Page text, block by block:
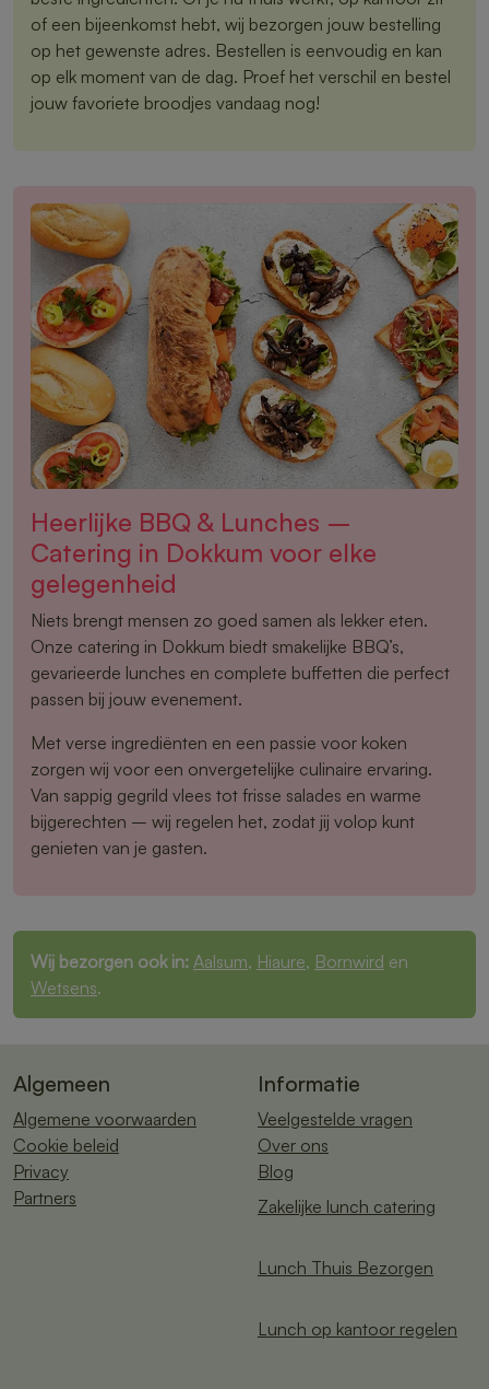
of een bijeenkomst hebt, wij bezorgen jouw bestelling
op het gewenste adres. Bestellen is eenvoudig en kan
op elk moment van de dag. Proef het verschil en bestel
jouw favoriete broodjes vandaag nog!
Heerlijke BBQ & Lunches –
Catering in Dokkum voor elke
gelegenheid
Niets brengt mensen zo goed samen als lekker eten.
Onze catering in Dokkum biedt smakelijke BBQ’s,
gevarieerde lunches en complete buffetten die perfect
passen bij jouw evenement.
Met verse ingrediënten en een passie voor koken
zorgen wij voor een onvergetelijke culinaire ervaring.
Van sappig gegrild vlees tot frisse salades en warme
bijgerechten – wij regelen het, zodat jij volop kunt
genieten van je gasten.
Wij bezorgen ook in: Aalsum, Hiaure, Bornwird en
Wetsens.
Algemeen
Algemene voorwaarden
Cookie beleid
Privacy
Partners
Informatie
Veelgestelde vragen
Over ons
Blog
Zakelijke lunch catering
Lunch Thuis Bezorgen
Lunch op kantoor regelen